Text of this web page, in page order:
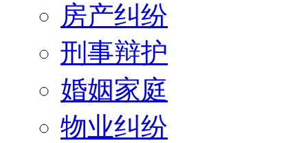
房产纠纷
刑事辩护
婚姻家庭
物业纠纷